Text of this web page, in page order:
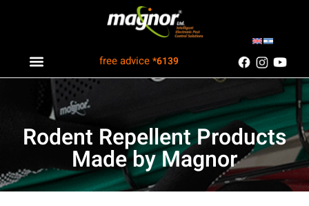
free advice*6139
Rodent Repellent Products
Made by Magnor